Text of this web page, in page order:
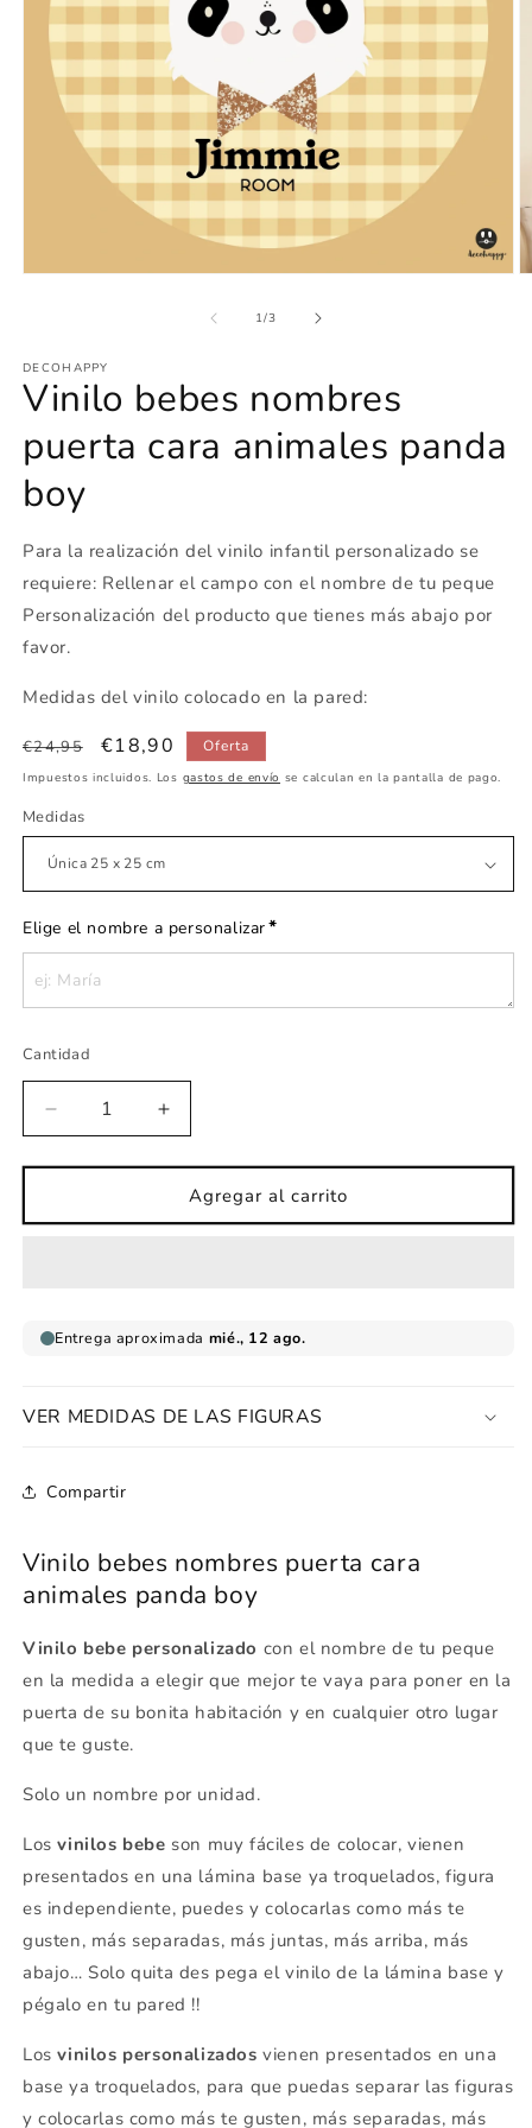
una
ventana
modal
1/de
3
DECOHAPPY
Vinilo bebes nombres
puerta cara animales panda
boy
Para la realización del vinilo infantil personalizado se
requiere: Rellenar el campo con el nombre de tu peque
Personalización del producto que tienes más abajo por
favor.
Medidas del vinilo colocado en la pared:
Precio
habitual
€24,95
Precio
de
€18,90 Oferta
Impuestos incluidos. Los gastos de envío se calculan en la pantalla de pago.
Medidas
Elige el nombre a personalizar*
Cantidad
Reducir
cantidad
para
bebes
panda
Aumentar
cantidad
para
Vinilo
bebes
panda
Agregar al carrito
VER MEDIDAS DE LAS FIGURAS
Compartir
Vinilo bebes nombres puerta cara
animales panda boy
Vinilo bebe personalizado con el nombre de tu peque
en la medida a elegir que mejor te vaya para poner en la
puerta de su bonita habitación y en cualquier otro lugar
que te guste.
Solo un nombre por unidad.
Losvinilos bebe son muy fáciles de colocar, vienen
presentados en una lámina base ya troquelados, figura
es independiente, puedes y colocarlas como más te
gusten, más separadas, más juntas, más arriba, más
abajo… Solo quita des pega el vinilo de la lámina base y
pégalo en tu pared !!
Losvinilos personalizados vienen presentados en una
base ya troquelados, para que puedas separar las figuras
y colocarlas como más te gusten, más separadas, más